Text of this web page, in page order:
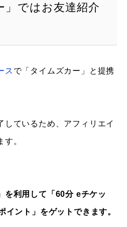
」ではお友達紹介
ス で「タイムズカー」と提携
しているため、アフィリエイ
す。
を利用して「60分 eチケッ
イント」をゲットできます。